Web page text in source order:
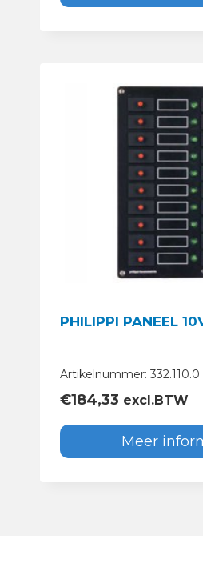
PHILIPPI PANEEL
Artikelnummer: 332.110.0
€184,33 excl.BTW
Meer